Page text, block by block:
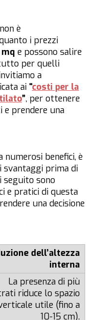
è
i prezzi
e possono salire
per quelli
a
ai “costi per la
”, per ottenere
e prendere una
benefici, è
prima di
seguito sono
e pratici di questa
una decisione
dell’altezza
interna
La presenza di più
riduce lo spazio
utile (fino a
10-15 cm).